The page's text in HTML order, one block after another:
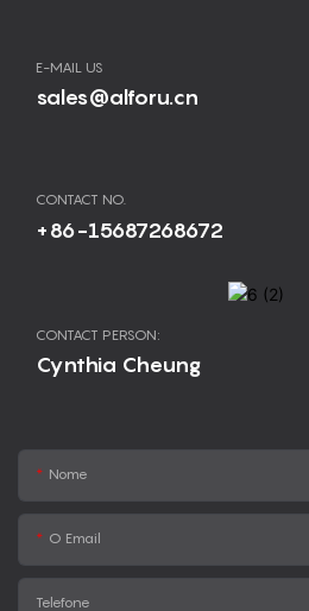
E-MAIL US
sales@alforu.cn
CONTACT NO.
+86-15687268672
CONTACT PERSON:
Cynthia Cheung
Nome
O Email
Telefone